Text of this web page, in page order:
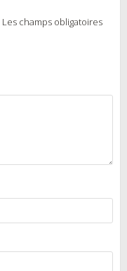
Les champs obligatoires